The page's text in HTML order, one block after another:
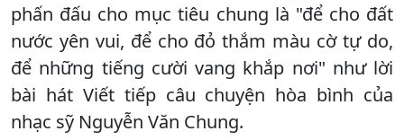
phấn đấu cho mục tiêu chung là "để cho đất
nước yên vui, để cho đỏ thắm màu cờ tự do,
để những tiếng cười vang khắp nơi" như lời
bài hát Viết tiếp câu chuyện hòa bình của
nhạc sỹ Nguyễn Văn Chung.